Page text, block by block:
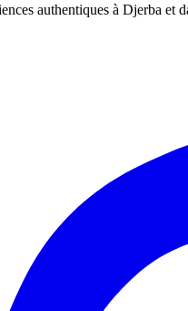
authentiques à Djerba et